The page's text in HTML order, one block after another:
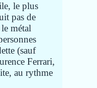
le plus
pas de
métal
(sauf
Ferrari,
au rythme